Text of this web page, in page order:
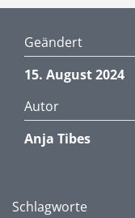
Geändert
15. August 2024
Autor
Anja Tibes
Schlagworte